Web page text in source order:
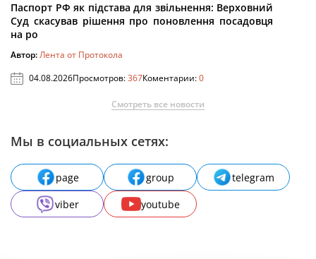
Паспорт РФ як підстава для звільнення: Верховний
Суд скасував рішення про поновлення посадовця
на ро
Автор:Лента от Протокола
04.08.2026Просмотров:367Коментарии:0
Смотреть все новости
Мы в социальных сетях:
page group
telegram
viber
youtube